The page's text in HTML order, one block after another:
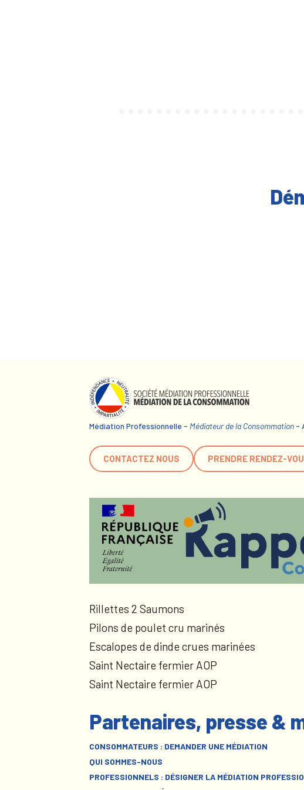
Médiation Professionnelle - Médiateur de la Consommation -
CONTACTEZ NOUS PRENDRE RENDEZ-
Rillettes 2 Saumons
Pilons de poulet cru marinés
Escalopes de dinde crues marinées
Saint Nectaire fermier AOP
Saint Nectaire fermier AOP
Partenaires, presse &
CONSOMMATEURS : DEMANDER UNE MÉDIATION
QUI SOMMES-NOUS
PROFESSIONNELS : DÉSIGNER LA MÉDIATION